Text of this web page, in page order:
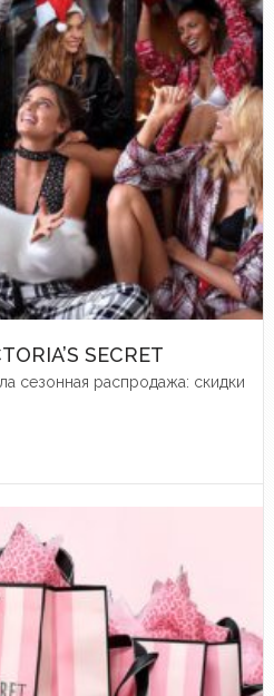
SECRET
сезонная распродажа: скидки